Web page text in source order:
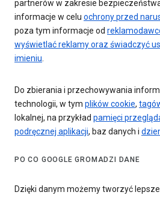
partnerów w zakresie
informacje w celu ochrony przed
poza tym informacje od
wyświetlać reklamy oraz świadczyć
imieniu.
Do zbierania i przechowywania
technologii, w tym plików cookie,
lokalnej, na przykład pamięci
podręcznej aplikacji, baz danych i
PO CO GOOGLE GROMADZI DANE
Dzięki danym możemy tworzyć lepsze